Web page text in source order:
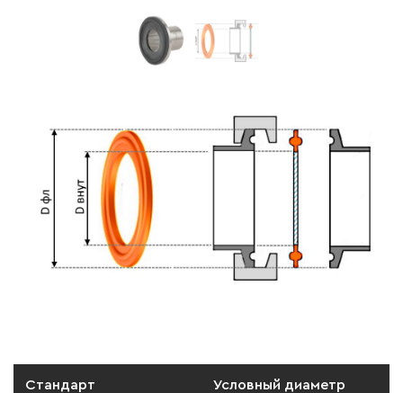
Стандарт
Условный диаметр